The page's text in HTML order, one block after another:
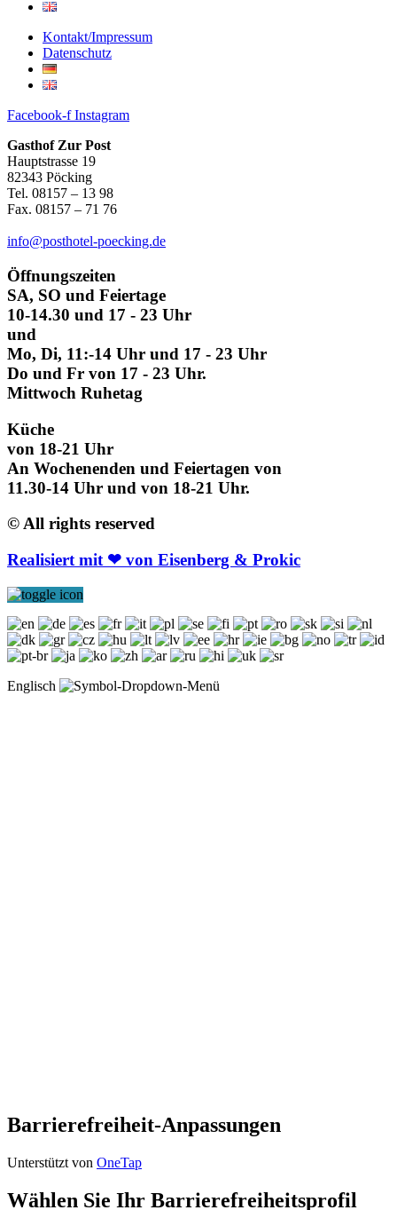
Kontakt/Impressum
Datenschutz
Facebook-f Instagram
Gasthof Zur Post
Hauptstrasse 19
82343 Pöcking
Tel. 08157 – 13 98
Fax. 08157 – 71 76
info@posthotel-poecking.de
Öffnungszeiten
SA, SO und Feiertage
10-14.30 und 17 - 23 Uhr
und
Mo, Di, 11:-14 Uhr und 17 - 23 Uhr
Do und Fr von 17 - 23 Uhr.
Mittwoch Ruhetag
Küche
von 18-21 Uhr
An Wochenenden und Feiertagen von
11.30-14 Uhr und von 18-21 Uhr.
© All rights reserved
Realisiert mit ❤ von Eisenberg & Prokic
Englisch
Barrierefreiheit-Anpassungen
Unterstützt von OneTap
Wählen Sie Ihr Barrierefreiheitsprofil